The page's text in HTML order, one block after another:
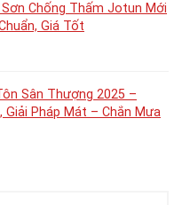
Sơn Chống Thấm Jotun Mới
Giá Tốt
Sân Thượng 2025 –
Giải Pháp Mát – Chắn Mưa